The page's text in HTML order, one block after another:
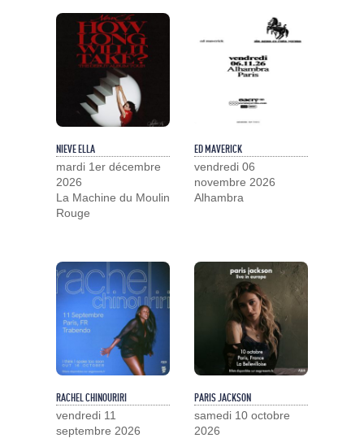
NIEVE ELLA
mardi 1er décembre
2026
La Machine du Moulin
Rouge
ED MAVERICK
vendredi 06
novembre 2026
Alhambra
RACHEL CHINOURIRI
vendredi 11
septembre 2026
PARIS JACKSON
samedi 10 octobre
2026